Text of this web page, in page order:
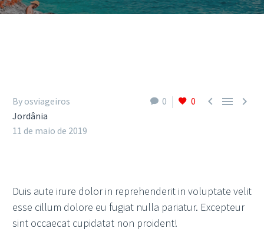
0 0   
By osviageiros
Jordânia
11 de maio de 2019
Duis aute irure dolor in reprehenderit in voluptate velit
esse cillum dolore eu fugiat nulla pariatur. Excepteur
sint occaecat cupidatat non proident!